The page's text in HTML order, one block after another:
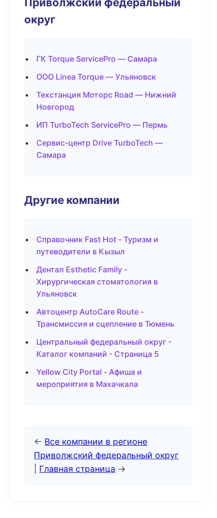
округ
ГК Torque ServicePro — Самара
ООО Linea Torque — Ульяновск
Техстанция Моторс Road — Нижний
Новгород
ИП TurboTech ServicePro — Пермь
Сервис-центр Drive TurboTech —
Самара
Другие компании
Справочник Fast Hot - Туризм и
путеводители в Кызыл
Дентал Esthetic Family -
Хирургическая стоматология в
Ульяновск
Автоцентр AutoCare Route -
Трансмиссия и сцепление в Тюмень
Центральный федеральный округ -
Каталог компаний - Страница 5
Yellow City Portal - Афиша и
мероприятия в Махачкала
← Все компании в регионе
Приволжский федеральный округ
Главная страница →